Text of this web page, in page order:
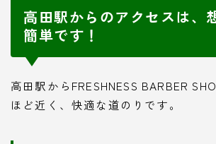
高田駅からのアクセスは、
簡単です！
高田駅からFRESHNESS BARBER
ほど近く、快適な道のりです。